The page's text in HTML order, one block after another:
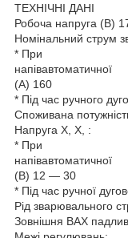
ТЕХНІЧНІ ДАНІ
Робоча напруга (В)
Номінальний струм
* При
напівавтоматичної
(А) 160
* Під час ручного
Споживана
Напруга Х, Х, :
* При
напівавтоматичної
(В) 12 — 30
* Під час ручної
Рід зварювального
Зовнішня ВАХ